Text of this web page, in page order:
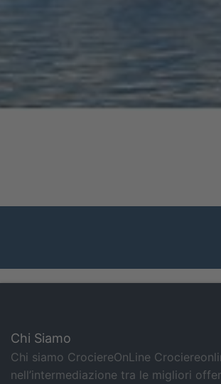
Chi Siamo
Chi siamo CrociereOnLine
nell’intermediazione tra le migliori